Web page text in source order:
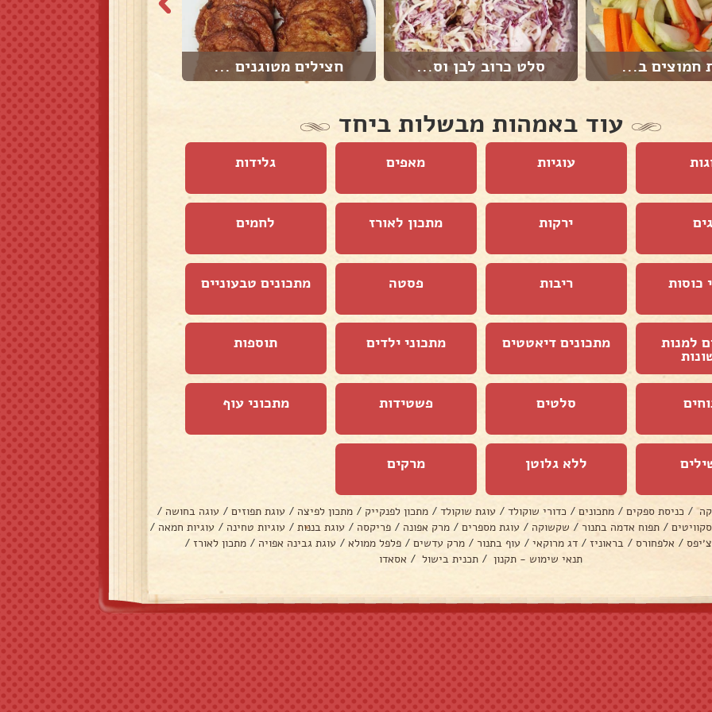
חמוצים ב... סלט כרוב לבן וס... חצילים מטוגנים ...
עוד באמהות מבשלות ביחד
עוגיות מאפים גלידות
ירקות מתכון לאורז לחמים
כוסות ריבות פסטה מתכונים טבעוניים
למנות מתכונים דיאטטים מתכוני ילדים תוספות
סלטים פשטידות מתכוני עוף
ללא גלוטן מרקים
/ כניסת ספקים / מתכונים / כדורי שוקולד / עוגת שוקולד / מתכון לפנקייק / מתכון לפיצה / עוגת תפוזים / עוגה בחושה /
/ תפוח אדמה בתנור / שקשוקה / עוגת מספרים / מרק אפונה / פריקסה / עוגת בננות / עוגיות טחינה / עוגיות חמאה /
/ אלפחורס / בראוניז / דג מרוקאי / עוף בתנור / מרק עדשים / פלפל ממולא / עוגת גבינה אפויה / מתכון לאורז /
תנאי שימוש - תקנון / תכנית בישול / אסאדו